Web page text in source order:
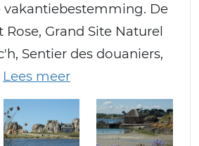
vakantiebestemming. De
Rose, Grand Site Naturel
Sentier des douaniers,